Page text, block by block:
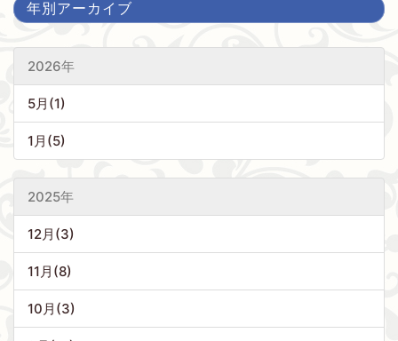
年別アーカイブ
2026年
5月(1)
1月(5)
2025年
12月(3)
11月(8)
10月(3)